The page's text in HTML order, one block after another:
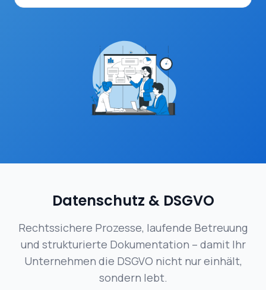
Datenschutz & DSGVO
Rechtssichere Prozesse, laufende Betreuung
und strukturierte Dokumentation – damit Ihr
Unternehmen die DSGVO nicht nur einhält,
sondern lebt.